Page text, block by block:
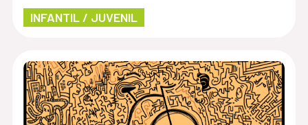
INFANTIL / JUVENIL